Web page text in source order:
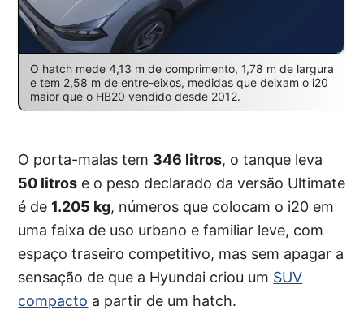
O hatch mede 4,13 m de comprimento, 1,78 m de largura
e tem 2,58 m de entre-eixos, medidas que deixam o i20
maior que o HB20 vendido desde 2012.
O porta-malas tem 346 litros, o tanque leva
50 litros e o peso declarado da versão Ultimate
é de 1.205 kg, números que colocam o i20 em
uma faixa de uso urbano e familiar leve, com
espaço traseiro competitivo, mas sem apagar a
sensação de que a Hyundai criou um SUV
compacto a partir de um hatch.